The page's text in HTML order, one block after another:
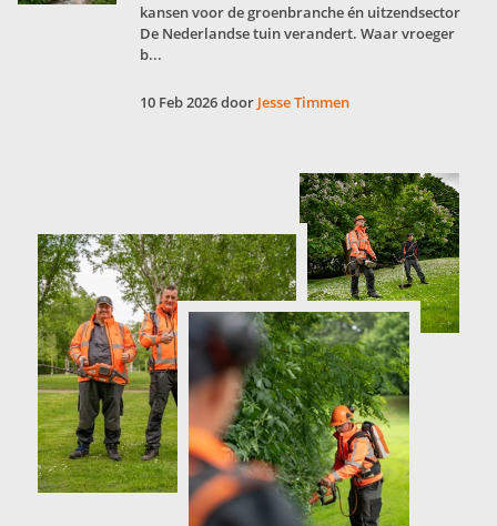
kansen voor de groenbranche én uitzendsector
De Nederlandse tuin verandert. Waar vroeger
b...
10 Feb 2026 door Jesse Timmen